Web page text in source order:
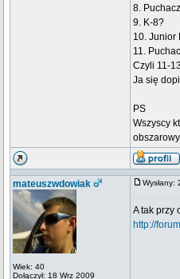
8.
9. K-8?
10. Junior
11.
Czyli 11-
Ja się
PS
Wszyscy
mateuszwdowiak
Wiek: 40
Dołączył: 18 Wrz 2009
A tak przy
http://